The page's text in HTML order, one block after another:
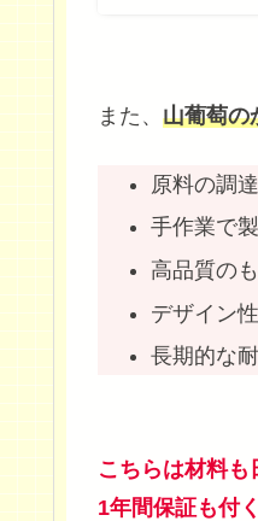
また、 山葡萄の
原料の調
手作業で
高品質の
デザイン
長期的な
こちらは材料も
1年間保証も付